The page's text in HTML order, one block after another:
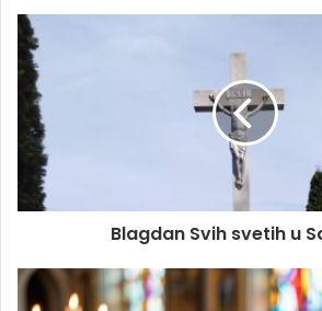
Blagdan Svih svetih u